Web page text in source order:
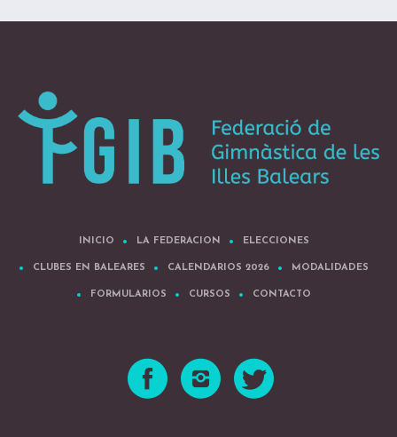
INICIO LA FEDERACION ELECCIONES
CLUBES EN BALEARES CALENDARIOS 2026 MODALIDADES
FORMULARIOS CURSOS CONTACTO